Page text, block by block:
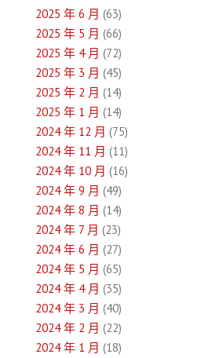
覽2025 年 6 月 (63)
2025 年 5 月 (66)
2025 年 4 月 (72)
2025 年 3 月 (45)
2025 年 2 月 (14)
2025 年 1 月 (14)
2024 年 12 月 (75)
2024 年 11 月 (11)
2024 年 10 月 (16)
2024 年 9 月 (49)
2024 年 8 月 (14)
2024 年 7 月 (23)
2024 年 6 月 (27)
2024 年 5 月 (65)
2024 年 4 月 (35)
2024 年 3 月 (40)
2024 年 2 月 (22)
2024 年 1 月 (18)